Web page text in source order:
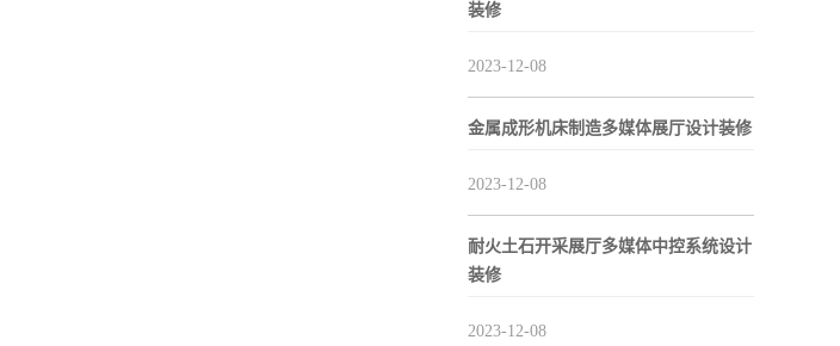
装修
2023-12-08
金属成形机床制造多媒体展厅设计装修
2023-12-08
耐火土石开采展厅多媒体中控系统设计
装修
2023-12-08